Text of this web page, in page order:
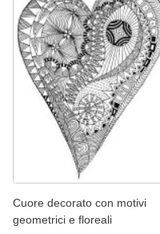
Cuore decorato con motivi
geometrici e floreali